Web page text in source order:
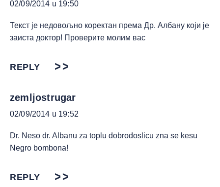
02/09/2014 u 19:50
Текст је недовољно коректан према Др. Албану који је
заиста доктор! Проверите молим вас
REPLY
zemljostrugar
02/09/2014 u 19:52
Dr. Neso dr. Albanu za toplu dobrodoslicu zna se kesu
Negro bombona!
REPLY